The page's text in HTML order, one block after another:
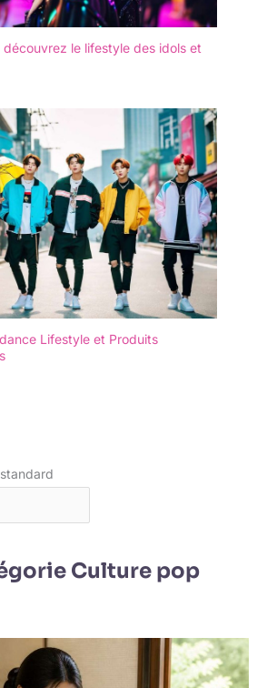
découvrez le lifestyle des idols et
Lifestyle et Produits
Culture pop